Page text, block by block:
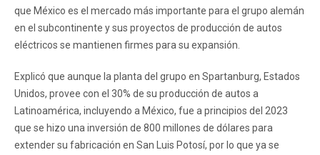
que México es el mercado más importante para el grupo alemán
en el subcontinente y sus proyectos de producción de autos
eléctricos se mantienen firmes para su expansión.
Explicó que aunque la planta del grupo en Spartanburg, Estados
Unidos, provee con el 30% de su producción de autos a
Latinoamérica, incluyendo a México, fue a principios del 2023
que se hizo una inversión de 800 millones de dólares para
extender su fabricación en San Luis Potosí, por lo que ya se